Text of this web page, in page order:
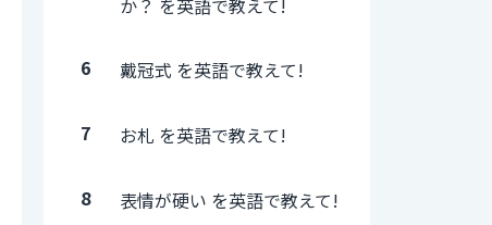
か？ を英語で教えて!
6 戴冠式 を英語で教えて!
7 お札 を英語で教えて!
8 表情が硬い を英語で教えて!